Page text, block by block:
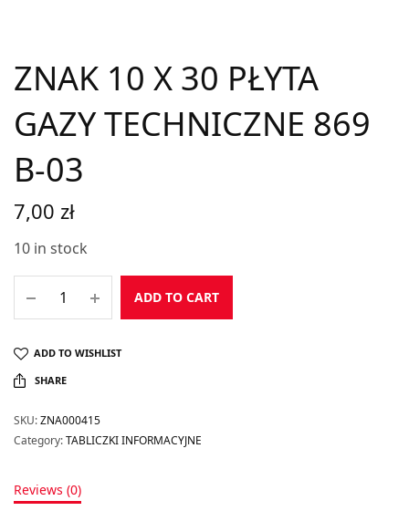
ZNAK 10 X 30 PŁYTA
GAZY TECHNICZNE 869
B-03
7,00 zł
10 in stock
ADD TO CART
ADD TO WISHLIST
SHARE
SKU:ZNA000415
Category:TABLICZKI INFORMACYJNE
Reviews (0)